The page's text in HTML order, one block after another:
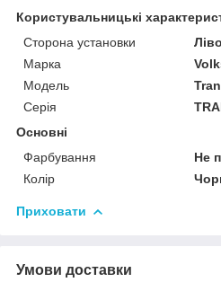
Користувальницькі
Сторона установки
Марка
Модель
Серія
Основні
Фарбування
Не
Колір
Приховати
Умови доставки